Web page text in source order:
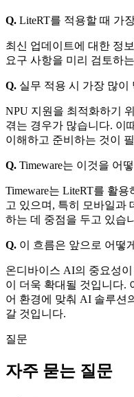
Q. LiteRT를 적용할 때 가
최신 업데이트에 대한 정
요구 사항을 미리 검토하
Q. 실무 적용 시 가장 많이
NPU 지원을 최적화하기
겪는 경우가 많습니다. 이
이해하고 준비하는 것이
Q. Timeware는 이것을 어
Timeware는 LiteRT를 활
고 있으며, 특히 모바일과
하는 데 중점을 두고 있습
Q. 이 흐름은 앞으로 어떻
온디바이스 AI의 중요성
이 더욱 확대될 것입니다.
어 환경에 맞춰 AI 솔루션
갈 것입니다.
질문
자주 묻는 질문